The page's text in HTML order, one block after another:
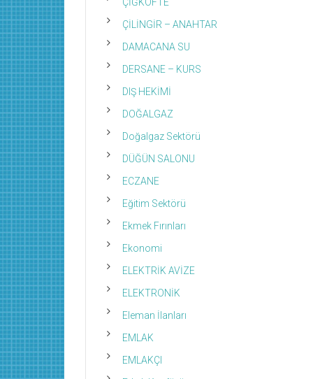
ÇİLİNGİR – ANAHTAR
DAMACANA SU
DERSANE – KURS
DIŞ HEKİMİ
DOĞALGAZ
Doğalgaz Sektörü
DÜĞÜN SALONU
ECZANE
Eğitim Sektörü
Ekmek Fırınları
Ekonomi
ELEKTRİK AVİZE
ELEKTRONİK
Eleman İlanları
EMLAK
EMLAKÇI